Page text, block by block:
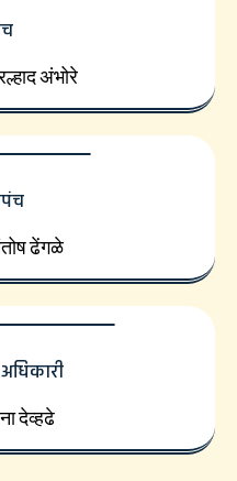
अंभोरे
ढेंगळे
देव्हढे